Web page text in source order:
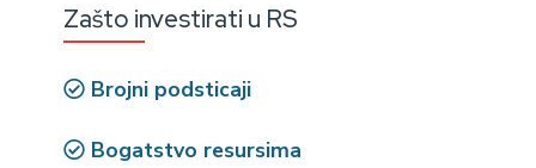
Zašto investirati u RS
Brojni podsticaji
Bogatstvo resursima